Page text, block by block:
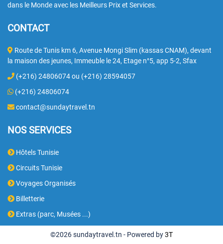
dans le Monde avec les Meilleurs Prix et Services.
CONTACT
Route de Tunis km 6, Avenue Mongi Slim (kassas CNAM), devant
la maison des jeunes, Immeuble le 24, Etage n°5, app 5-2, Sfax
(+216) 24806074 ou (+216) 28594057
(+216) 24806074
contact@sundaytravel.tn
NOS SERVICES
Hôtels Tunisie
Circuits Tunisie
Voyages Organisés
Billetterie
Extras (parc, Musées ...)
©2026 sundaytravel.tn - Powered by3T